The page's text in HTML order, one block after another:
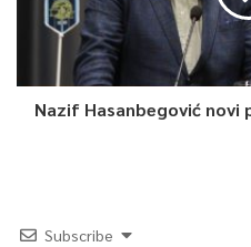
Nazif Hasanbegović novi
Subscribe